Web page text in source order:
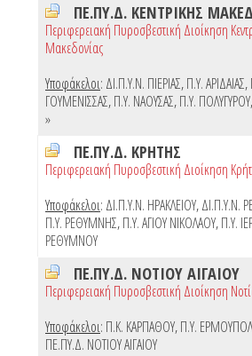
ΠΕ.ΠΥ.Δ. ΚΕΝΤΡΙΚΗΣ
Περιφερειακή Πυροσβεστική Διοίκηση
Μακεδονίας
Υποφάκελοι: ΔΙ.Π.Υ.Ν. ΠΙΕΡΙΑΣ,Π.Υ. ΑΡΙΔΑΙΑΣ,
ΓΟΥΜΕΝΙΣΣΑΣ,Π.Υ. ΝΑΟΥΣΑΣ,Π.Υ. ΠΟΛΥΓΥΡΟΥ,
»
ΠΕ.ΠΥ.Δ. ΚΡΗΤΗΣ
Περιφερειακή Πυροσβεστική Διοίκηση
Υποφάκελοι: ΔΙ.Π.Υ.Ν. ΗΡΑΚΛΕΙΟΥ,ΔΙ.Π.Υ.Ν.
Π.Υ. ΡΕΘΥΜΝΗΣ,Π.Υ. ΑΓΙΟΥ ΝΙΚΟΛΑΟΥ,Π.Υ.
ΡΕΘΥΜΝΟΥ
ΠΕ.ΠΥ.Δ. ΝΟΤΙΟΥ ΑΙΓΑΙΟΥ
Περιφερειακή Πυροσβεστική Διοίκηση
Υποφάκελοι: Π.Κ. ΚΑΡΠΑΘΟΥ,Π.Υ.
ΠΕ.ΠΥ.Δ. ΝΟΤΙΟΥ ΑΙΓΑΙΟΥ